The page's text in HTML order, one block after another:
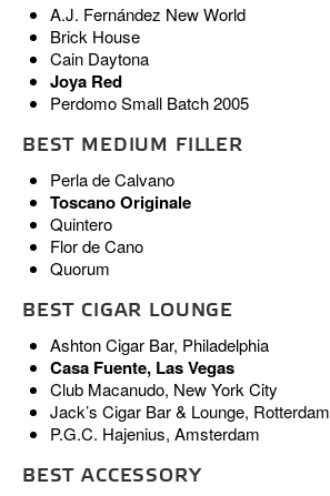
A.J. Fernández New World
Brick House
Cain Daytona
Joya Red
Perdomo Small Batch 2005
BEST MEDIUM FILLER
Perla de Calvano
Toscano Originale
Quintero
Flor de Cano
Quorum
BEST CIGAR LOUNGE
Ashton Cigar Bar, Philadelphia
Casa Fuente, Las Vegas
Club Macanudo, New York City
Jack’s Cigar Bar & Lounge, Rotterdam
P.G.C. Hajenius, Amsterdam
BEST ACCESSORY